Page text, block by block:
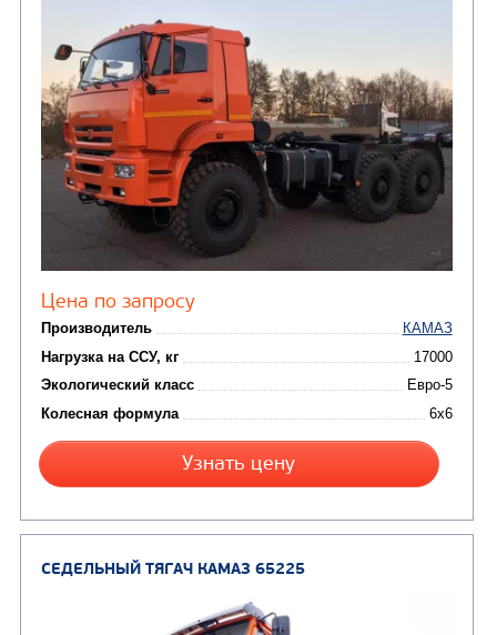
от 6 800 000₽
Производитель
Нагрузка на ССУ, кг
Экологический класс
Колесная формула
Заказать